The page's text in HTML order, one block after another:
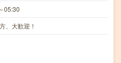
05:30
、大歓迎！